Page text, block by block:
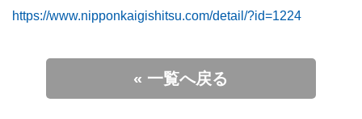
https://www.nipponkaigishitsu.com/detail/?id=1224
« 一覧へ戻る